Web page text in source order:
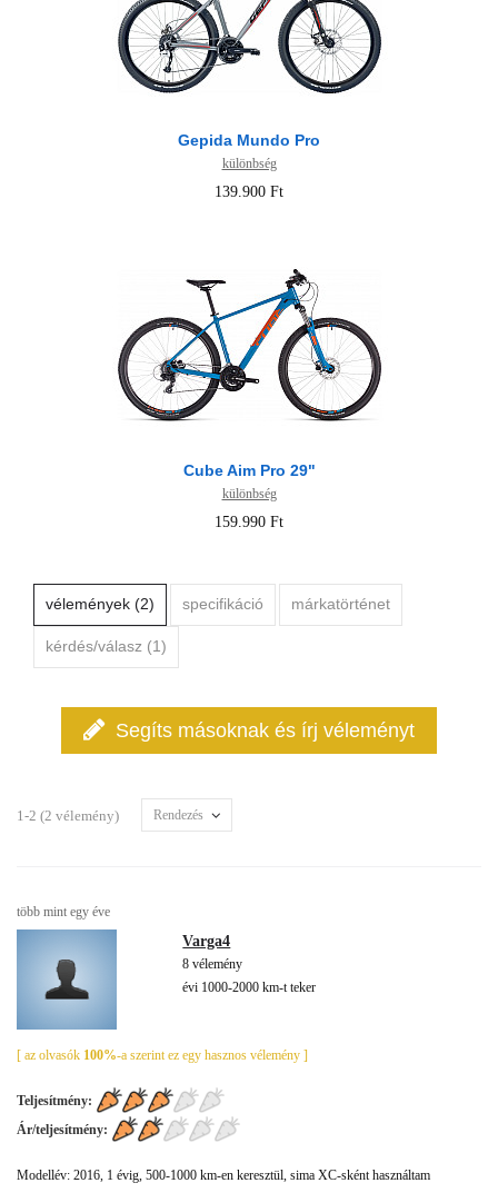
Gepida Mundo Pro
különbség
139.900 Ft
Cube Aim Pro 29"
különbség
159.990 Ft
vélemények (2) specifikáció márkatörténet
kérdés/válasz (1)
Segíts másoknak és írj véleményt
1-2 (2 vélemény) Rendezés
több mint egy éve
Varga4
8 vélemény
évi 1000-2000 km-t teker
[ az olvasók 100%-a szerint ez egy hasznos vélemény ]
Teljesítmény:
Ár/teljesítmény:
Modellév: 2016, 1 évig, 500-1000 km-en keresztül, sima XC-sként használtam